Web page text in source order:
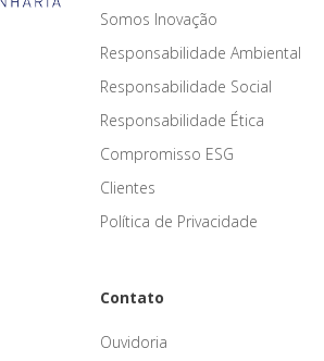
Somos Inovação
Responsabilidade Ambiental
Responsabilidade Social
Responsabilidade Ética
Compromisso ESG
Clientes
Política de Privacidade
Contato
Ouvidoria